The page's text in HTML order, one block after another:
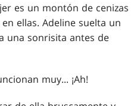
es un montón de cenizas
ellas. Adeline suelta un
una sonrisita antes de
muy... ¡Ah!